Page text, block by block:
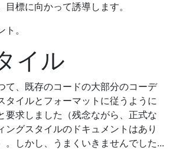
目標に向かって誘導します。
。
イル
て、既存のコードの大部分のコーデ
タイルとフォーマットに従うように
要求しました（残念ながら、正式な
ングスタイルのドキュメントはあり
。しかし、うまくいきませんでした...